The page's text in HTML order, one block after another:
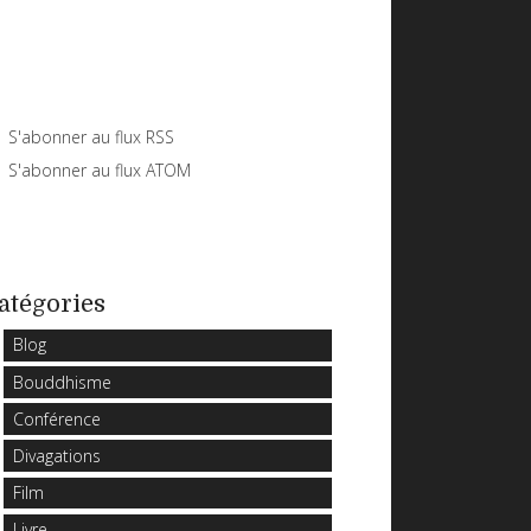
S'abonner au flux RSS
S'abonner au flux ATOM
Blog
Bouddhisme
Conférence
Divagations
Film